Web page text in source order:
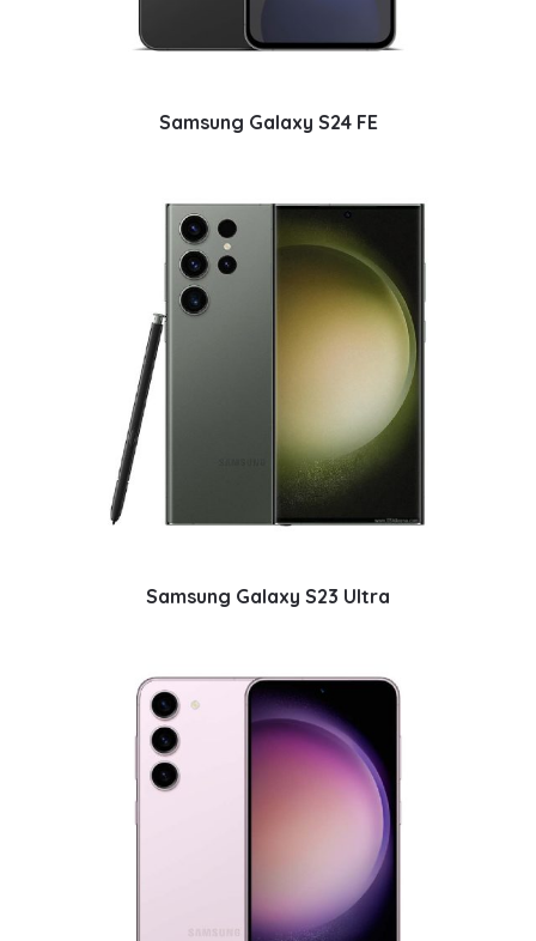
Samsung Galaxy S24 FE
Samsung Galaxy S23 Ultra